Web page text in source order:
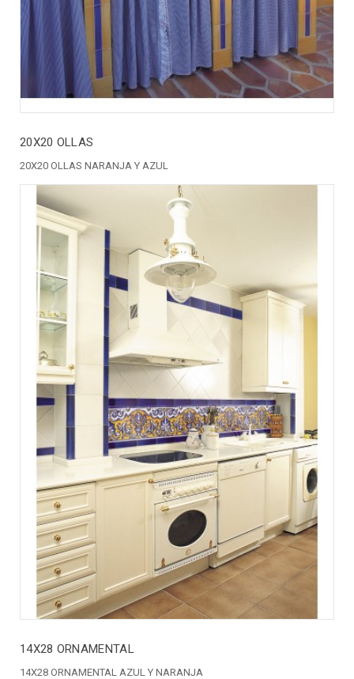
20X20 OLLAS
20X20 OLLAS NARANJA Y AZUL
14X28 ORNAMENTAL
14X28 ORNAMENTAL AZUL Y NARANJA